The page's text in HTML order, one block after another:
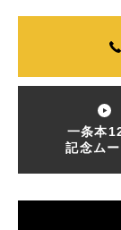
一条本
記念ム